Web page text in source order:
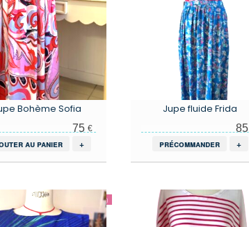
Bohème Sofia
75€
au panier +
Jupe fluide Frida
85
précommander +